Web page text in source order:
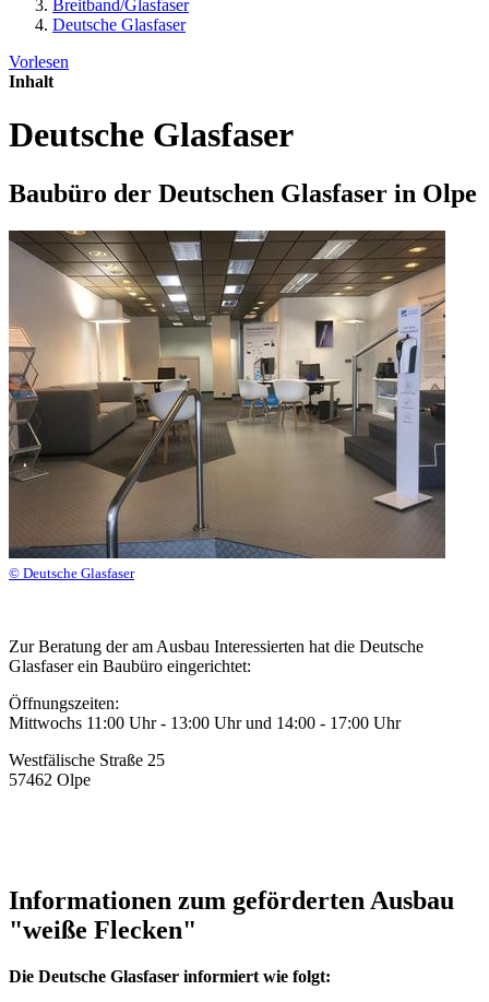
Breitband/Glasfaser
Deutsche Glasfaser
Vorlesen
Inhalt
Deutsche Glasfaser
Baubüro der Deutschen Glasfaser in Olpe
© Deutsche Glasfaser
Zur Beratung der am Ausbau Interessierten hat die Deutsche
Glasfaser ein Baubüro eingerichtet:
Öffnungszeiten:
Mittwochs 11:00 Uhr - 13:00 Uhr und 14:00 - 17:00 Uhr
Westfälische Straße 25
57462 Olpe
Informationen zum geförderten Ausbau
"weiße Flecken"
Die Deutsche Glasfaser informiert wie folgt: